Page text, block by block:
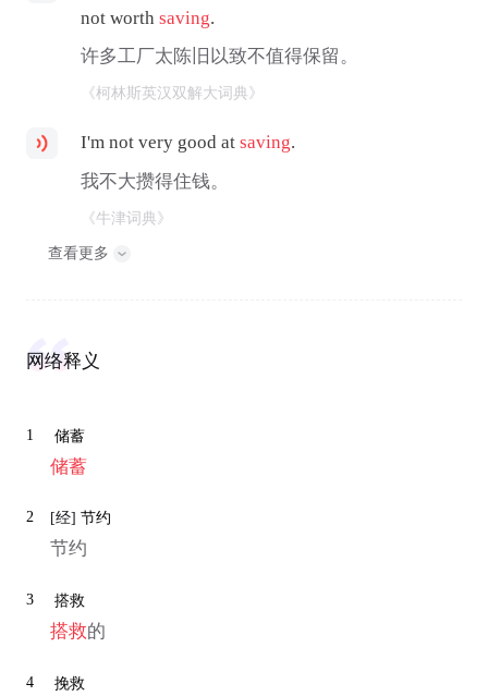
not worthsaving.
许多工厂太陈旧以致不值得保留。
《柯林斯英汉双解大词典》
I'm not very good atsaving.
我不大攒得住钱。
《牛津词典》
查看更多
网络释义
1 储蓄
储蓄
2 [经] 节约
节约
3 搭救
搭救的
4 挽救